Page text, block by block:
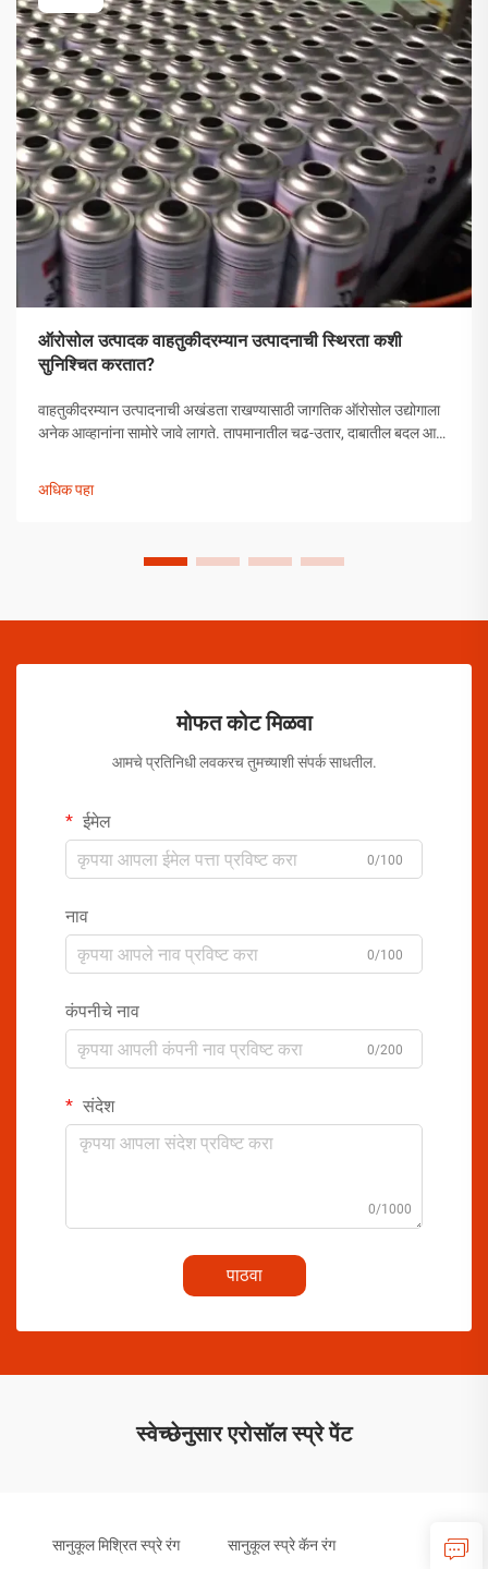
ऑरोसोल उत्पादक वाहतुकीदरम्यान उत्पादनाची स्थिरता कशी
सुनिश्चित करतात?
वाहतुकीदरम्यान उत्पादनाची अखंडता राखण्यासाठी जागतिक ऑरोसोल उद्योगाला
अनेक आव्हानांना सामोरे जावे लागते. तापमानातील चढ-उतार, दाबातील बदल आणि
उपाययोजना राबविल्या पाहिजेत.
अधिक पहा
मोफत कोट मिळवा
आमचे प्रतिनिधी लवकरच तुमच्याशी संपर्क साधतील.
ईमेल
0/100
नाव
0/100
कंपनीचे नाव
0/200
संदेश
0/1000
पाठवा
स्वेच्छेनुसार एरोसॉल स्प्रे पेंट
सानुकूल मिश्रित स्प्रे रंग सानुकूल स्प्रे कॅन रंग